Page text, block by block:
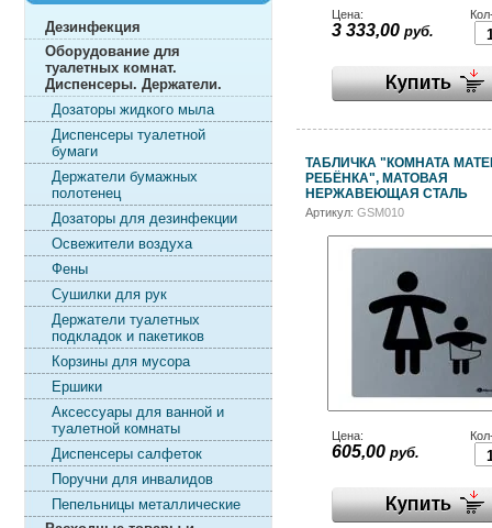
Дезинфекция
Оборудование для
туалетных комнат.
Диспенсеры. Держатели.
Дозаторы жидкого мыла
Диспенсеры туалетной
бумаги
Держатели бумажных
полотенец
Дозаторы для дезинфекции
Освежители воздуха
Фены
Сушилки для рук
Держатели туалетных
подкладок и пакетиков
Корзины для мусора
Ершики
Аксессуары для ванной и
туалетной комнаты
Диспенсеры салфеток
Поручни для инвалидов
Пепельницы металлические
Цена:
3 333,00 руб.
ТАБЛИЧКА "КОМНАТА
РЕБЁНКА", МАТОВАЯ
НЕРЖАВЕЮЩАЯ СТАЛЬ
Артикул: GSM010
Цена:
605,00 руб.